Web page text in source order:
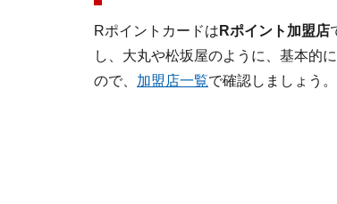
Rポイントカードは Rポイント加盟店
し、大丸や松坂屋のように、基本的
ので、 加盟店一覧で確認しましょう。